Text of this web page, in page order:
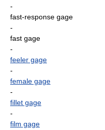
-
fast-response gage
-
fast gage
-
feeler gage
-
female gage
-
fillet gage
-
film gage